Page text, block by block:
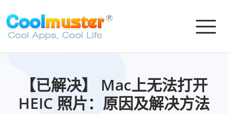
【已解决】 Mac上无法打开
HEIC 照片：原因及解决方法